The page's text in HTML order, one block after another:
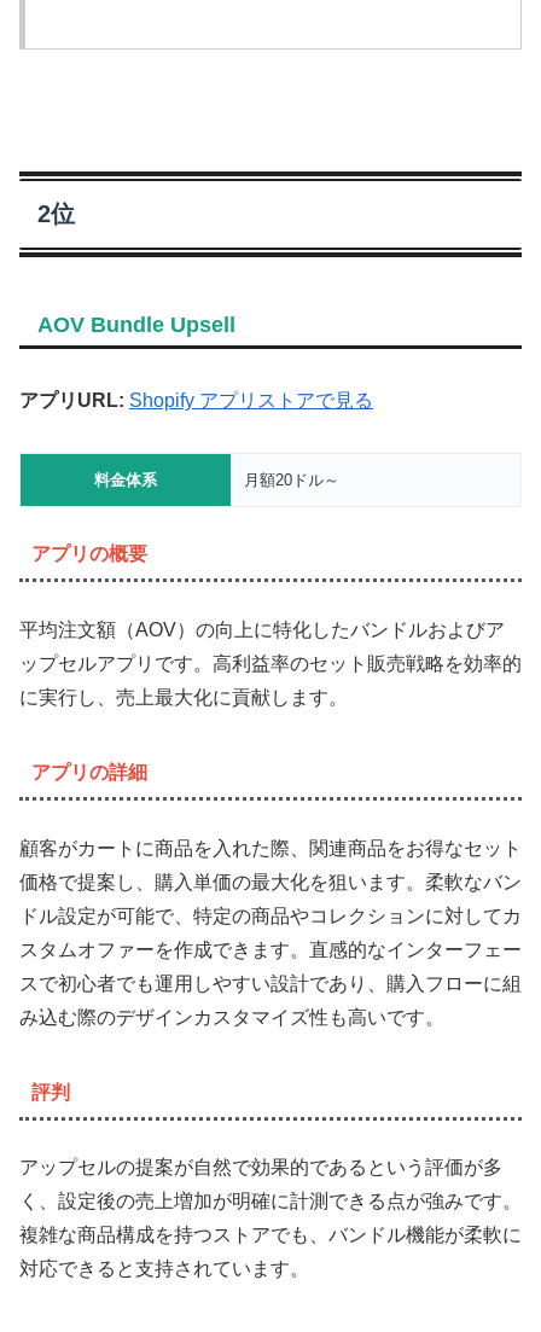
2位
AOV Bundle Upsell
アプリURL: Shopify アプリストアで見る
料金体系 月額20ドル～
アプリの概要
平均注文額（AOV）の向上に特化したバンドルおよびア
ップセルアプリです。高利益率のセット販売戦略を効率的
に実行し、売上最大化に貢献します。
アプリの詳細
顧客がカートに商品を入れた際、関連商品をお得なセット
価格で提案し、購入単価の最大化を狙います。柔軟なバン
ドル設定が可能で、特定の商品やコレクションに対してカ
スタムオファーを作成できます。直感的なインターフェー
スで初心者でも運用しやすい設計であり、購入フローに組
み込む際のデザインカスタマイズ性も高いです。
評判
アップセルの提案が自然で効果的であるという評価が多
く、設定後の売上増加が明確に計測できる点が強みです。
複雑な商品構成を持つストアでも、バンドル機能が柔軟に
対応できると支持されています。